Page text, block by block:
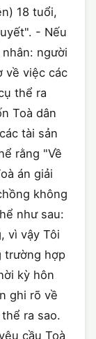
18 tuổi,
- Nếu
người
về việc các
thể ra
Toà dân
tài sản
rằng "Về
án giải
không
như sau:
vì vậy Tôi
trường hợp
kỳ hôn
ghi rõ về
ra sao.
cầu Toà